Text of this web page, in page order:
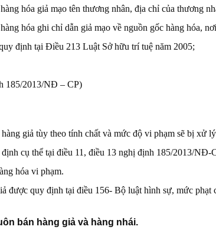
hóa giả mạo tên thương nhân, địa chỉ của thương
hóa ghi chỉ dẫn giả mạo về nguồn gốc hàng hóa,
định tại Điều 213 Luật Sở hữu trí tuệ năm 2005;
185/2013/NĐ – CP)
giả tùy theo tính chất và mức độ vi phạm sẽ bị xử
cụ thể tại điều 11, điều 13 nghị định 185/2013/NĐ-
hóa vi phạm.
quy định tại điều 156- Bộ luật hình sự, mức phạt
bán hàng giả và hàng nhái.